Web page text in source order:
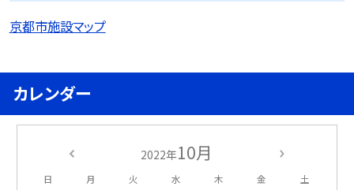
京都市施設マップ
カレンダー
2022年10月
日 月 火 水 木 金 土